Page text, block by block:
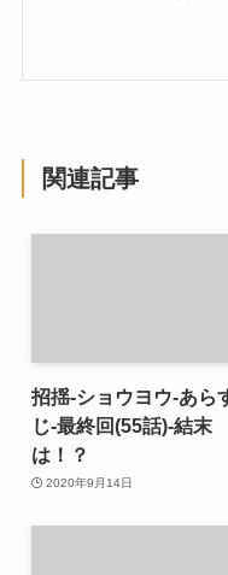
関連記事
招揺-ショウヨウ-あら
じ-最終回(55話)-結末
は！？
2020年9月14日